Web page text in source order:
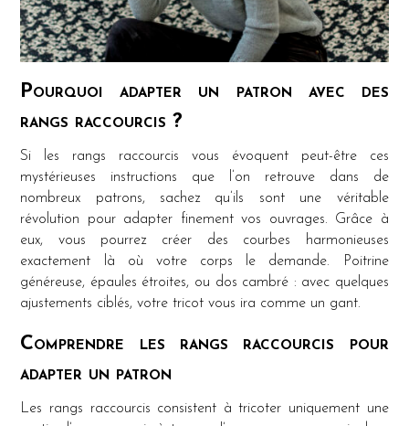
Pourquoi adapter un patron avec des
rangs raccourcis ?
Si les rangs raccourcis vous évoquent peut-être ces
mystérieuses instructions que l’on retrouve dans de
nombreux patrons, sachez qu’ils sont une véritable
révolution pour adapter finement vos ouvrages. Grâce à
eux, vous pourrez créer des courbes harmonieuses
exactement là où votre corps le demande. Poitrine
généreuse, épaules étroites, ou dos cambré : avec quelques
ajustements ciblés, votre tricot vous ira comme un gant.
Comprendre les rangs raccourcis pour
adapter un patron
Les rangs raccourcis consistent à tricoter uniquement une